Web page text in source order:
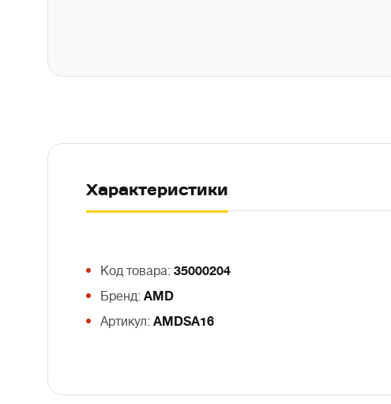
Характеристики
Код товара: 35000204
Бренд: AMD
Артикул: AMDSA16